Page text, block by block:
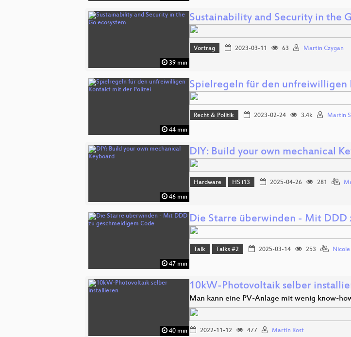
39 min
Sustainability and Security in the
Vortrag 2023-03-11 63 Martin Czygan
44 min
Spielregeln für den unfreiwilligen
Recht & Politik 2023-02-24 3.4k Martin
46 min
DIY: Build your own mechanical
Hardware HS i13 2025-04-26 281
47 min
Die Starre überwinden - Mit DDD
Talk Talks #2 2025-03-14 253 Nicole
40 min
10kW-Photovoltaik selber
Man kann eine PV-Anlage mit wenig know-
2022-11-12 477 Martin Rost